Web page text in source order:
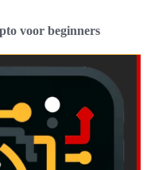
voor beginners